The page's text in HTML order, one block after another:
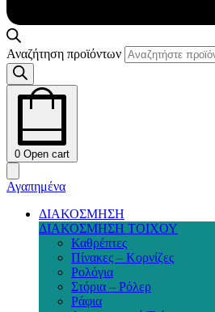
Αναζήτηση προϊόντων
0 Open cart
Αγαπημένα
ΔΙΑΚΟΣΜΗΣΗ
ΔΙΑΚΟΣΜΗΣΗ ΤΟΙΧΟΥ
Καθρέπτες
Πίνακες – Κορνίζες
Ρολόγια
Στόρια – Ρόλερ
Ράφια